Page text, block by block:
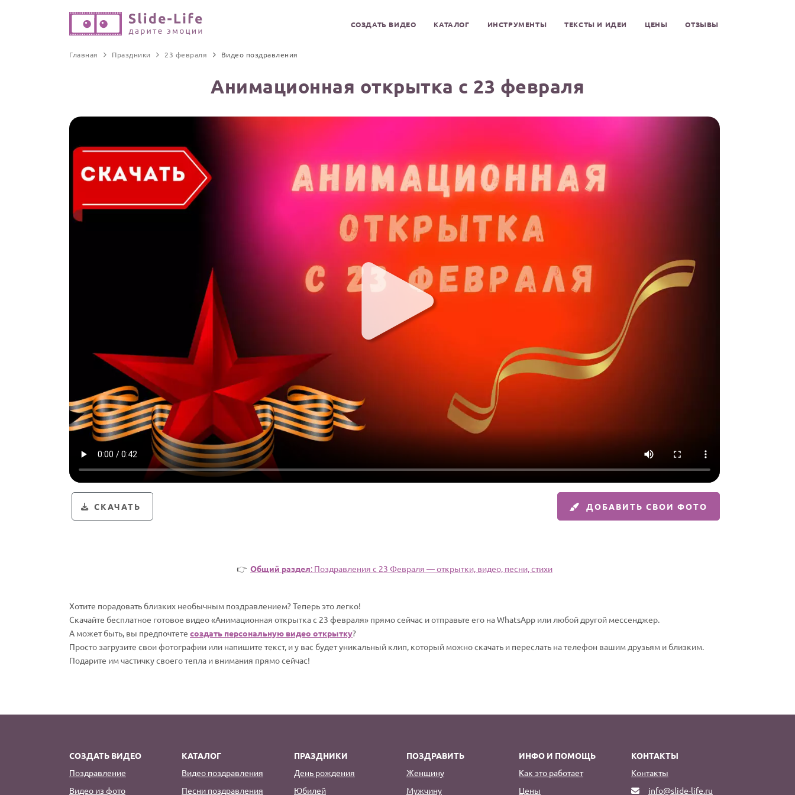
СОЗДАТЬ ВИДЕО КАТАЛОГ ИНСТРУМЕНТЫ ТЕКСТЫ И ИДЕИ ЦЕНЫ ОТЗЫВЫ
Главная Праздники 23 февраля Видео поздравления
Анимационная открытка с 23 февраля
СКАЧАТЬ ДОБАВИТЬ СВОИ ФОТО
👉 Общий раздел: Поздравления с 23 Февраля — открытки, видео, песни, стихи
Хотите порадовать близких необычным поздравлением? Теперь это легко!
Скачайте бесплатное готовое видео «Анимационная открытка с 23 февраля» прямо сейчас и отправьте его на WhatsApp или любой другой мессенджер.
А может быть, вы предпочтете создать персональную видео открытку?
Просто загрузите свои фотографии или напишите текст, и у вас будет уникальный клип, который можно скачать и переслать на телефон вашим друзьям и близким.
Подарите им частичку своего тепла и внимания прямо сейчас!
СОЗДАТЬ ВИДЕО
Поздравление
Видео из фото
КАТАЛОГ
Видео поздравления
Песни поздравления
ПРАЗДНИКИ
День рождения
Юбилей
ПОЗДРАВИТЬ
Женщину
Мужчину
ИНФО И ПОМОЩЬ
Как это работает
Цены
КОНТАКТЫ
Контакты
info@slide-life.ru